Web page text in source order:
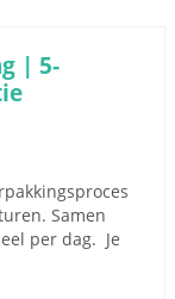
| 5-
Samen
per dag. Je